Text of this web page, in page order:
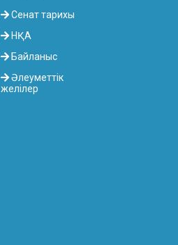
Сенат тарихы
НҚА
Байланыс
Әлеуметтік
желілер